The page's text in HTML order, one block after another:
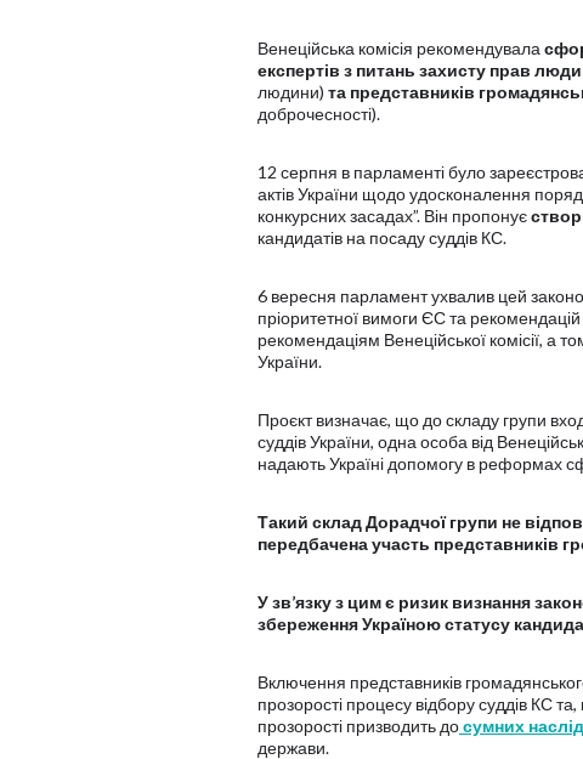
Венеційська комісія рекомендувала
експертів з питань захисту прав
людини) та представників
доброчесності).
12 серпня в парламенті було
актів України щодо удосконалення
конкурсних засадах”. Він пропонує
кандидатів на посаду суддів КС.
6 вересня парламент ухвалив цей
пріоритетної вимоги ЄС та
рекомендаціям Венеційської комісії,
України.
Проєкт визначає, що до складу групи
суддів України, одна особа від
надають Україні допомогу в реформах
Такий склад Дорадчої групи не
передбачена участь представників
У зв’язку з цим є ризик визнання
збереження Україною статусу
Включення представників
прозорості процесу відбору суддів КС
прозорості призводить досумних
держави.